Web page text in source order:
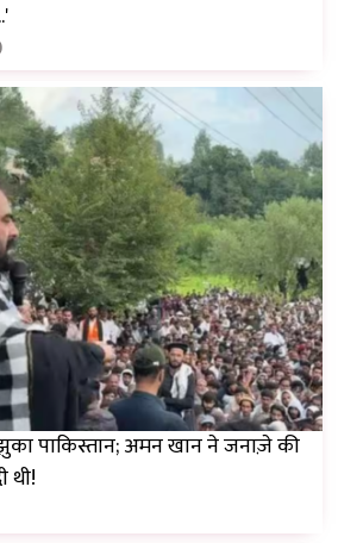
पाकिस्तान; अमन खान ने जनाज़े की
थी!